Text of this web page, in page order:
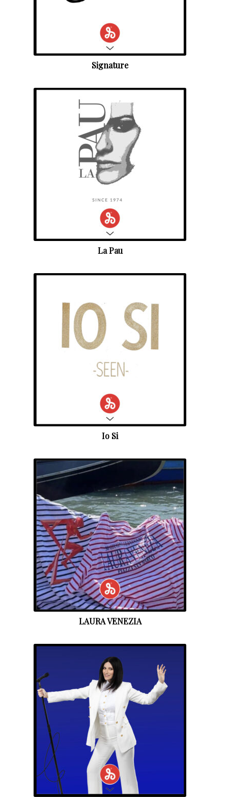
Signature
La Pau
Io Si
LAURA VENEZIA